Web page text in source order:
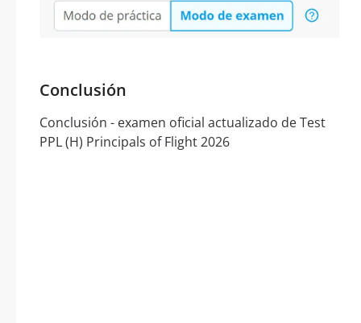
Conclusión
Conclusión - examen oficial actualizado de Test
PPL (H) Principals of Flight 2026